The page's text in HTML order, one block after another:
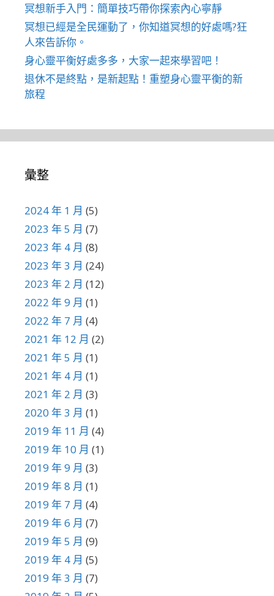
冥想新手入門：簡單技巧帶你探索內心寧靜
冥想已經是全民運動了，你知道冥想的好處嗎?狂
人來告訴你。
身心靈平衡好處多多，大家一起來學習吧！
退休不是終點，是新起點！重塑身心靈平衡的新
旅程
彙整
2024 年 1 月 (5)
2023 年 5 月 (7)
2023 年 4 月 (8)
2023 年 3 月 (24)
2023 年 2 月 (12)
2022 年 9 月 (1)
2022 年 7 月 (4)
2021 年 12 月 (2)
2021 年 5 月 (1)
2021 年 4 月 (1)
2021 年 2 月 (3)
2020 年 3 月 (1)
2019 年 11 月 (4)
2019 年 10 月 (1)
2019 年 9 月 (3)
2019 年 8 月 (1)
2019 年 7 月 (4)
2019 年 6 月 (7)
2019 年 5 月 (9)
2019 年 4 月 (5)
2019 年 3 月 (7)